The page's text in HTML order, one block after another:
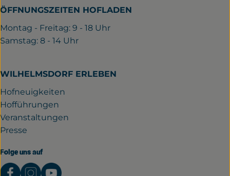
ÖFFNUNGSZEITEN HOFLADEN
Montag - Freitag: 9 - 18 Uhr
Samstag: 8 - 14 Uhr
WILHELMSDORF ERLEBEN
Hofneuigkeiten
Hofführungen
Veranstaltungen
Presse
Folge uns auf
Externer Link zu https://www.facebook.com/
Externer Link zu https://
Externer Link zu https://